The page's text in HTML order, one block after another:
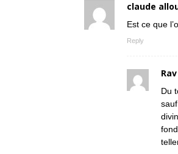
claude
Est ce que
Reply
Du